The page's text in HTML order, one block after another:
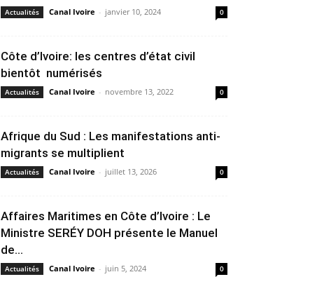
Actualités Canal Ivoire - janvier 10, 2024 0
Côte d’Ivoire: les centres d’état civil
bientôt numérisés
Actualités Canal Ivoire - novembre 13, 2022 0
Afrique du Sud : Les manifestations anti-
migrants se multiplient
Actualités Canal Ivoire - juillet 13, 2026 0
Affaires Maritimes en Côte d’Ivoire : Le
Ministre SERÉY DOH présente le Manuel
de...
Actualités Canal Ivoire - juin 5, 2024 0